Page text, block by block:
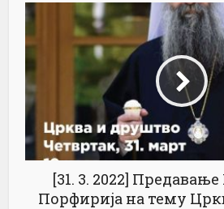
[31. 3. 2022]
Порфирија на тему